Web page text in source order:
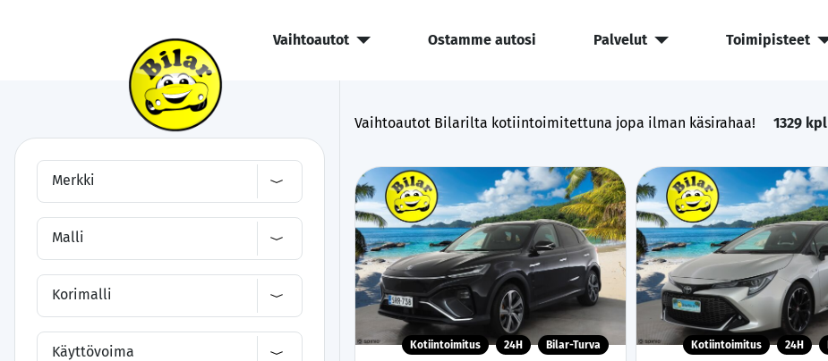
Vaihtoautot Ostamme autosi Palvelut Toimipisteet
Merkki
Malli
Korimalli
Käyttövoima
Vaihtoautot Bilarilta kotiintoimitettuna jopa ilman käsirahaa! 1329 kpl
Kotiintoimitus 24H Bilar-Turva Kotiintoimitus 24H